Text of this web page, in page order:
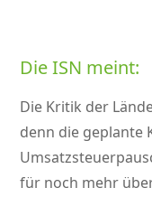
Die ISN meint:
Die Kritik der
denn die geplante
für noch mehr